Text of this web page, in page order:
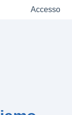
Accesso